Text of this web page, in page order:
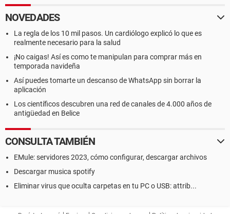
NOVEDADES
La regla de los 10 mil pasos. Un cardiólogo explicó lo que es
realmente necesario para la salud
¡No caigas! Así es como te manipulan para comprar más en
temporada navideña
Así puedes tomarte un descanso de WhatsApp sin borrar la
aplicación
Los científicos descubren una red de canales de 4.000 años de
antigüedad en Belice
CONSULTA TAMBIÉN
EMule: servidores 2023, cómo configurar, descargar archivos
Descargar musica spotify
Eliminar virus que oculta carpetas en tu PC o USB: attrib...